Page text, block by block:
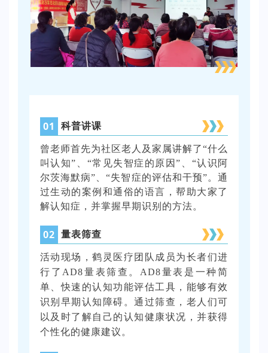
01 科普讲课
曾老师首先为社区老人及家属讲解了“什么
叫认知”、“常见失智症的原因”、“认识阿
尔茨海默病”、“失智症的评估和干预”。通
过生动的案例和通俗的语言，帮助大家了
解认知症，并掌握早期识别的方法。
02 量表筛查
活动现场，鹤灵医疗团队成员为长者们进
行了AD8量表筛查。AD8量表是一种简
单、快速的认知功能评估工具，能够有效
识别早期认知障碍 。通过筛查，老人们可
以及时了解自己的认知健康状况，并获得
个性化的健康建议。